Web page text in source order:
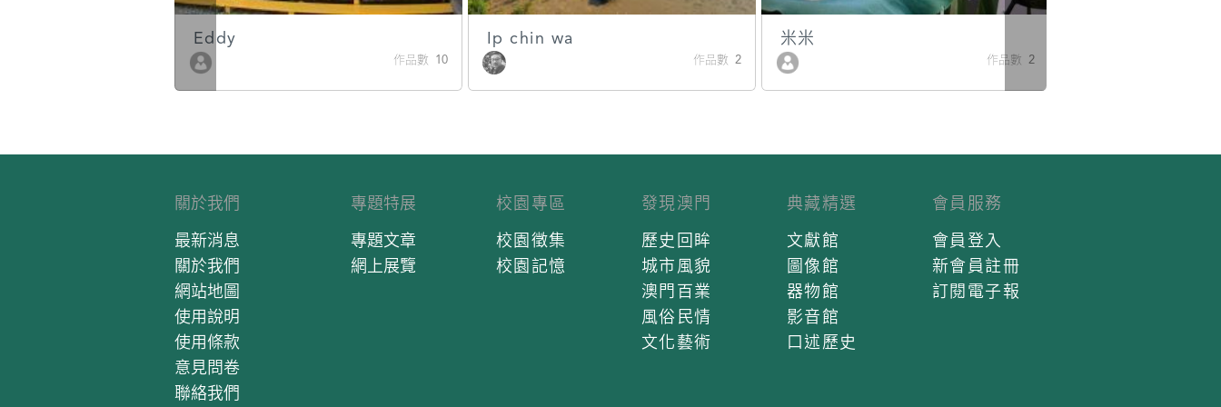
Eddy
作品數 10
Ip chin wa
作品數 2
米米
作品數 2
關於我們
最新消息
關於我們
網站地圖
使用說明
使用條款
意見問卷
聯絡我們
專題特展
專題文章
網上展覽
校園專區
校園徵集
校園記憶
發現澳門
歷史回眸
城市風貌
澳門百業
風俗民情
文化藝術
典藏精選
文獻館
圖像館
器物館
影音館
口述歷史
會員服務
會員登入
新會員註冊
訂閱電子報